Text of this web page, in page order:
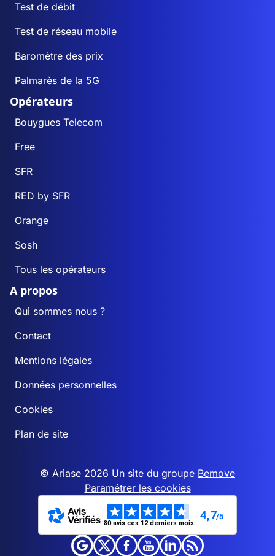
Test de débit
Test de réseau mobile
Baromètre des prix
Palmarès de la 5G
Opérateurs
Bouygues Telecom
Free
SFR
RED by SFR
Orange
Sosh
Tous les opérateurs
A propos
Qui sommes nous ?
Contact
Mentions légales
Données personnelles
Cookies
Plan de site
© Ariase 2026 Un site du groupe Bemove
Paramétrer les cookies
80 avis ces 12 derniers mois
4,7/5